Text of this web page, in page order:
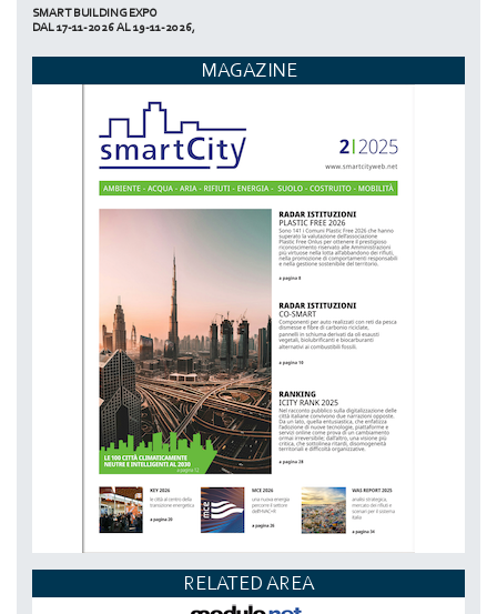
SMART BUILDING EXPO
DAL 17-11-2026 AL 19-11-2026,
ECOMONDO
NETZERO MILAN - EXPO SUMMIT
DAL 20-10-2026 AL 22-10-2026,
MAGAZINE
RELATED AREA